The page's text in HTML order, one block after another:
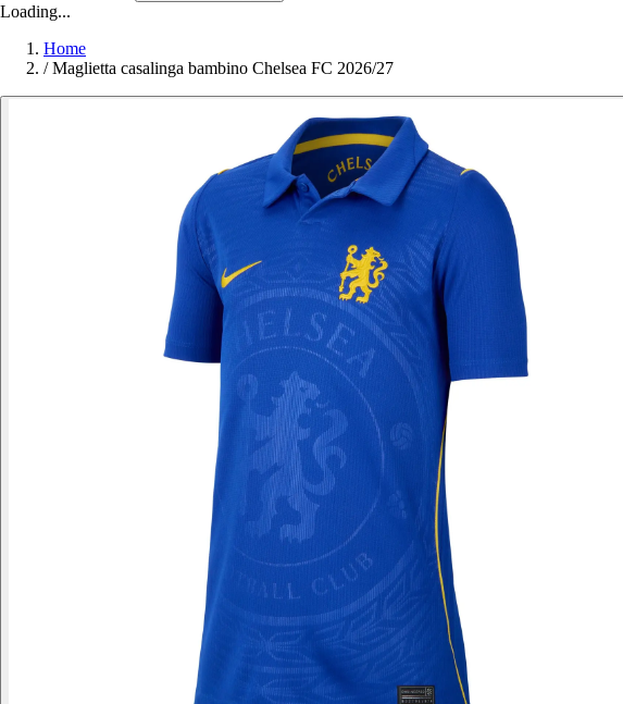
Loading...
Home
/ Maglietta casalinga bambino Chelsea FC 2026/27